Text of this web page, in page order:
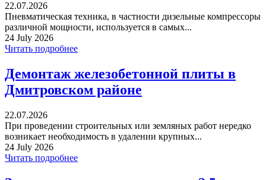
22.07.2026
Пневматическая техника, в частности дизельные компрессоры
различной мощности, используется в самых...
24 July 2026
Читать подробнее
Демонтаж железобетонной плиты в
Дмитровском районе
22.07.2026
При проведении строительных или земляных работ нередко
возникает необходимость в удалении крупных...
24 July 2026
Читать подробнее